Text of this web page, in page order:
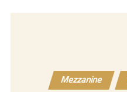
Mezzanine